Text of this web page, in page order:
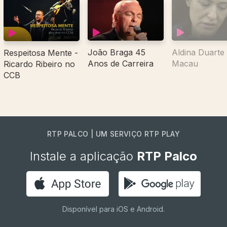
Respeitosa Mente -
Ricardo Ribeiro no
CCB
João Braga 45
Anos de Carreira
Aldina Duarte
Macau
RTP PALCO | UM SERVIÇO RTP PLAY
Instale a aplicação RTP Palco
Disponível para iOS e Android.